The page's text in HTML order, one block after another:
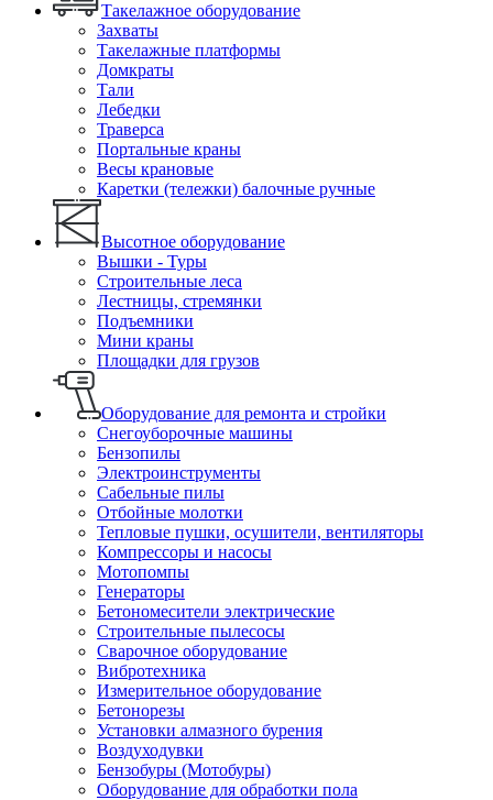
Такелажное оборудование
Захваты
Такелажные платформы
Домкраты
Тали
Лебедки
Траверса
Портальные краны
Весы крановые
Каретки (тележки) балочные ручные
Высотное оборудование
Вышки - Туры
Строительные леса
Лестницы, стремянки
Подъемники
Мини краны
Площадки для грузов
Оборудование для ремонта и стройки
Снегоуборочные машины
Бензопилы
Электроинструменты
Сабельные пилы
Отбойные молотки
Тепловые пушки, осушители, вентиляторы
Компрессоры и насосы
Мотопомпы
Генераторы
Бетономесители электрические
Строительные пылесосы
Сварочное оборудование
Вибротехника
Измерительное оборудование
Бетонорезы
Установки алмазного бурения
Воздуходувки
Бензобуры (Мотобуры)
Оборудование для обработки пола